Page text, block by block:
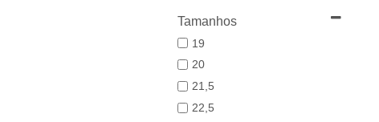
Tamanhos
19
20
21,5
22,5